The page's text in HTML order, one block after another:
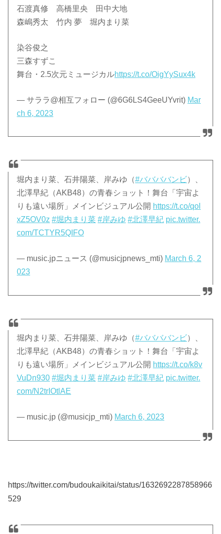
石渡真修 高橋里央 田中大地
森嶋秀太 竹内 夢 堀内まり菜
染谷俊之
三森すずこ
舞台・2.5次元ミュージカルhttps://t.co/OigYySux4k
— サララ@相互フォロー (@6G6LS4GeeUYvrit) Mar
ch 6, 2023
堀内まり菜、石井陽菜、岸みゆ（#ババババンビ）、
北澤早紀（AKB48）の青春ショット！舞台「宇宙よ
りも遠い場所」メインビジュアル公開 https://t.co/qol
xZ5OV0z #堀内まり菜 #岸みゆ #北澤早紀 pic.twitter.
com/TCTYR5QIFO
— music.jpニュース (@musicjpnews_mti) March 6, 2
023
堀内まり菜、石井陽菜、岸みゆ（#ババババンビ）、
北澤早紀（AKB48）の青春ショット！舞台「宇宙よ
りも遠い場所」メインビジュアル公開 https://t.co/k8v
VuDn930 #堀内まり菜 #岸みゆ #北澤早紀 pic.twitter.
com/N2trIOtlAE
— music.jp (@musicjp_mti) March 6, 2023
https://twitter.com/budoukaikitai/status/1632692287858966
529